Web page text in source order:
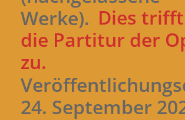
Werke). Dies
die Partitur der
zu.
24. September